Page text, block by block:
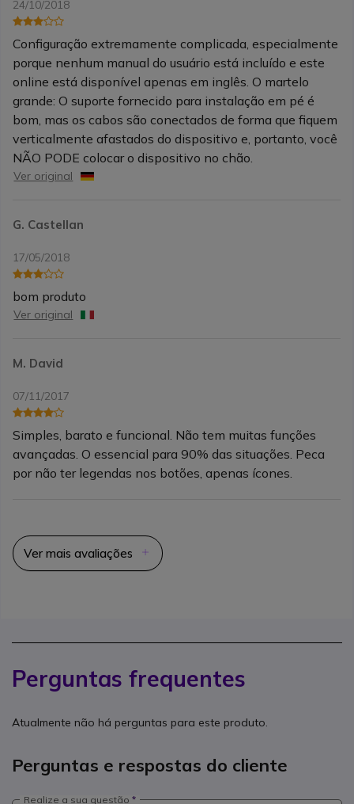
24/10/2018
Configuração extremamente complicada, especialmente
porque nenhum manual do usuário está incluído e este
online está disponível apenas em inglês. O martelo
grande: O suporte fornecido para instalação em pé é
bom, mas os cabos são conectados de forma que fiquem
verticalmente afastados do dispositivo e, portanto, você
NÃO PODE colocar o dispositivo no chão.
Ver original
G. Castellan
17/05/2018
bom produto
Ver original
M. David
07/11/2017
Simples, barato e funcional. Não tem muitas funções
avançadas. O essencial para 90% das situações. Peca
por não ter legendas nos botões, apenas ícones.
Ver mais avaliações
Perguntas frequentes
Atualmente não há perguntas para este produto.
Perguntas e respostas do cliente
Realize a sua questão